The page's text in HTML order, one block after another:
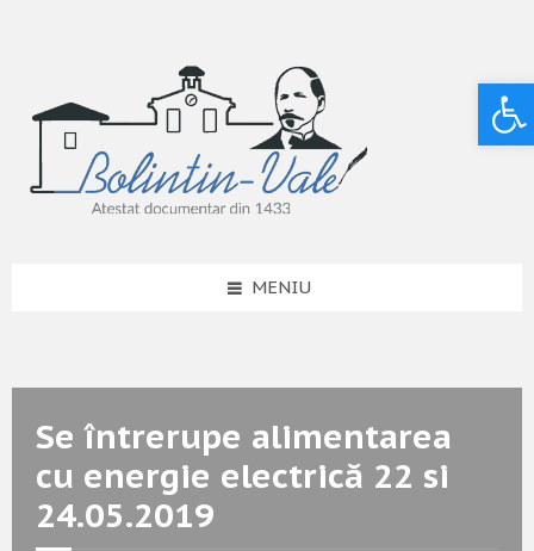
MENIU
Se întrerupe alimentarea
cu energie electrică 22 si
24.05.2019
Deschide bara de unelte